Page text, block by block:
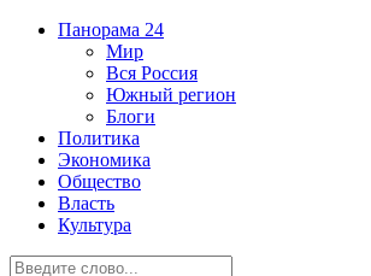
Панорама 24
Мир
Вся Россия
Южный регион
Блоги
Политика
Экономика
Общество
Власть
Культура